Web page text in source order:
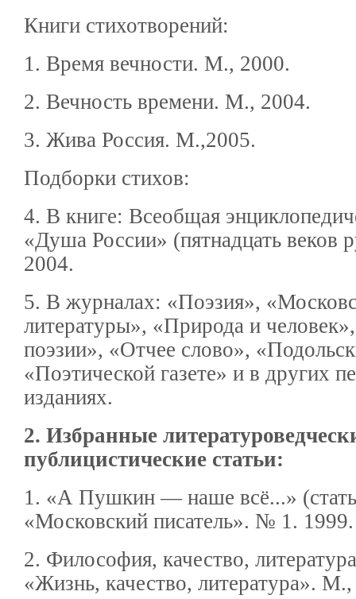
Книги стихотворений:
1. Время вечности. М., 2000.
2. Вечность времени. М., 2004.
3. Жива Россия. М.,2005.
Подборки стихов:
4. В книге: Всеобщая
«Душа России» (пятнадцать веков
2004.
5. В журналах: «Поэзия»,
литературы», «Природа и
поэзии», «Отчее слово»,
«Поэтической газете» и в других
изданиях.
2. Избранные
публицистические статьи:
1. «А Пушкин — наше всё...»
«Московский писатель». № 1. 1999.
2. Философия, качество,
«Жизнь, качество, литература».